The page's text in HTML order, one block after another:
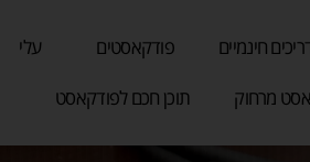
חינמיים פודקאסטים עלי
מרחוק תוכן חכם לפודקאסט